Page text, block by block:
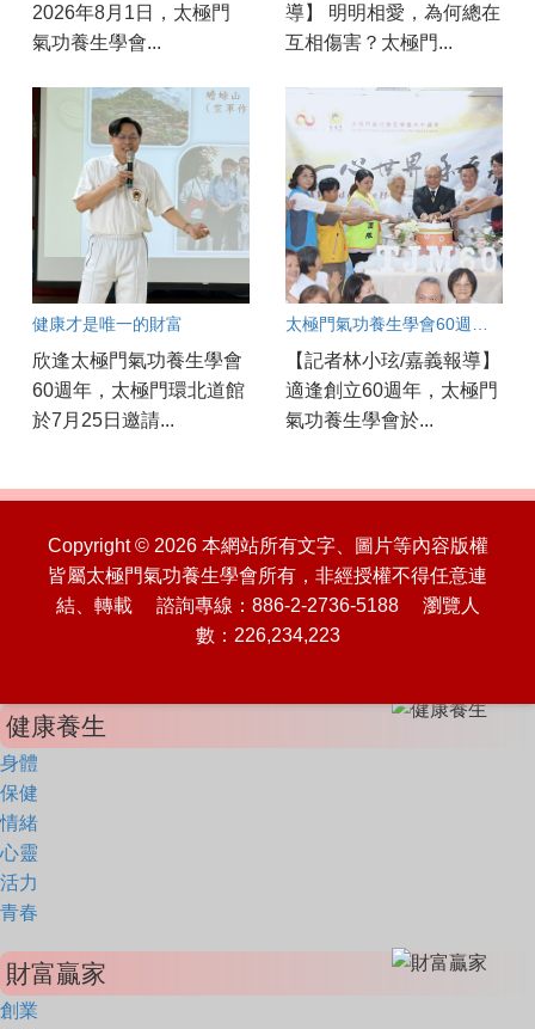
2026年8月1日，太極門
氣功養生學會...
導】 明明相愛，為何總在
互相傷害？太極門...
健康才是唯一的財富
欣逢太極門氣功養生學會
60週年，太極門環北道館
於7月25日邀請...
太極門氣功養生學會60週年慶 嘉義實況連線
【記者林小玹/嘉義報導】
適逢創立60週年，太極門
氣功養生學會於...
Copyright © 2026 本網站所有文字、圖片等內容版權
皆屬太極門氣功養生學會所有，非經授權不得任意連
結、轉載 諮詢專線：886-2-2736-5188 瀏覽人
數：226,234,223
健康養生
身體
保健
情緒
心靈
活力
青春
財富贏家
創業